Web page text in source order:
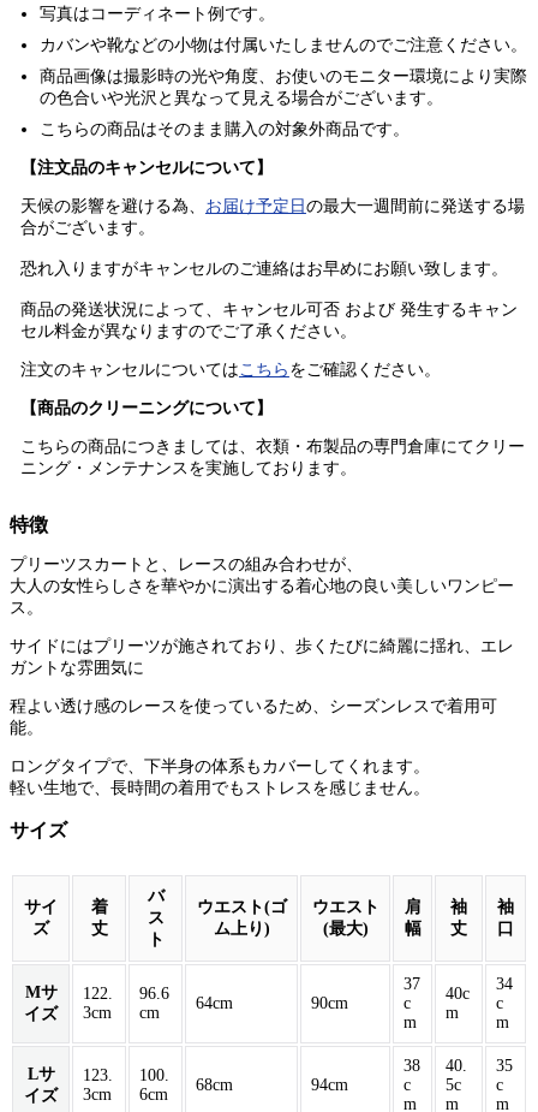
写真はコーディネート例です。
カバンや靴などの小物は付属いたしませんのでご注意ください。
商品画像は撮影時の光や角度、お使いのモニター環境により実際
の色合いや光沢と異なって見える場合がございます。
こちらの商品はそのまま購入の対象外商品です。
【注文品のキャンセルについて】
天候の影響を避ける為、 お届け予定日 の最大一週間前に発送する場
合がございます。
恐れ入りますがキャンセルのご連絡はお早めにお願い致します。
商品の発送状況によって、キャンセル可否 および 発生するキャン
セル料金が異なりますのでご了承ください。
注文のキャンセルについてはこちら をご確認ください。
【商品のクリーニングについて】
こちらの商品につきましては、衣類・布製品の専門倉庫にてクリー
ニング・メンテナンスを実施しております。
特徴
プリーツスカートと、レースの組み合わせが、
大人の女性らしさを華やかに演出する着心地の良い美しいワンピー
ス。
サイドにはプリーツが施されており、歩くたびに綺麗に揺れ、エレ
ガントな雰囲気に
程よい透け感のレースを使っているため、シーズンレスで着用可
能。
ロングタイプで、下半身の体系もカバーしてくれます。
軽い生地で、長時間の着用でもストレスを感じません。
サイズ
サイ
ズ
着
丈
バ
ス
ト
ウエスト(ゴ
ム上り)
ウエスト
(最大)
肩
幅
袖
丈
袖
口
Mサ
イズ
122.
3cm
96.6
cm
64cm 90cm
37
c
m
40c
m
34
c
m
Lサ
イズ
123.
3cm
100.
6cm
68cm 94cm
38
c
m
40.
5c
m
35
c
m